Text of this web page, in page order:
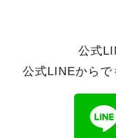
公式
公式LINEからで